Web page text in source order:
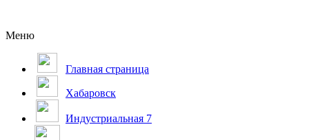
Меню
Главная страница
Хабаровск
Индустриальная 7